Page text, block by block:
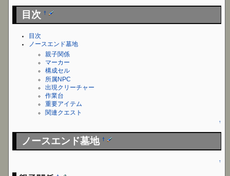
目次†
目次
ノースエンド墓地
親子関係
マーカー
構成セル
所属NPC
出現クリーチャー
作業台
重要アイテム
関連クエスト
↑
ノースエンド墓地†
↑